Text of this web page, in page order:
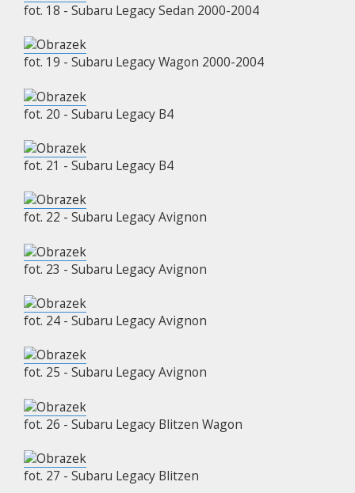
fot. 18 - Subaru Legacy Sedan 2000-2004
fot. 19 - Subaru Legacy Wagon 2000-2004
fot. 20 - Subaru Legacy B4
fot. 21 - Subaru Legacy B4
fot. 22 - Subaru Legacy Avignon
fot. 23 - Subaru Legacy Avignon
fot. 24 - Subaru Legacy Avignon
fot. 25 - Subaru Legacy Avignon
fot. 26 - Subaru Legacy Blitzen Wagon
fot. 27 - Subaru Legacy Blitzen